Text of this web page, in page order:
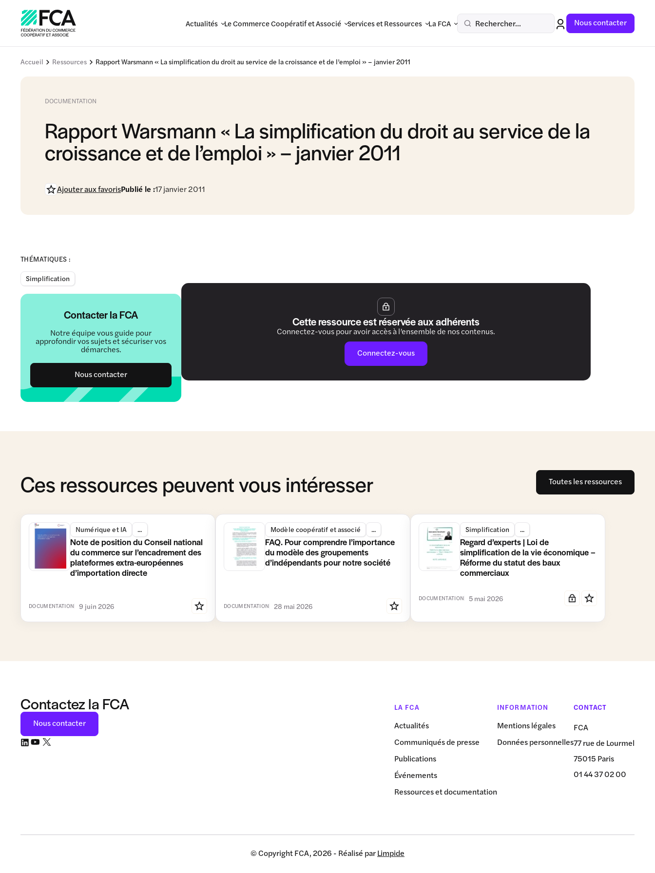
Actualités Le Commerce Coopératif et Associé Services et Ressources La FCA Rechercher... Nous contacter
Accueil Ressources Rapport Warsmann « La simplification du droit au service de la croissance et de l’emploi » – janvier 2011
DOCUMENTATION
Rapport Warsmann « La simplification du droit au service de la
croissance et de l’emploi » – janvier 2011
Ajouter aux favorisPublié le :17 janvier 2011
THÉMATIQUES :
Simplification
Contacter la FCA
Notre équipe vous guide pour
approfondir vos sujets et sécuriser vos
démarches.
Nous contacter
Cette ressource est réservée aux adhérents
Connectez-vous pour avoir accès à l’ensemble de nos contenus.
Connectez-vous
Ces ressources peuvent vous intéresser Toutes les ressources
Numérique et IA ...
Note de position du Conseil national
du commerce sur l’encadrement des
plateformes extra-européennes
d’importation directe
DOCUMENTATION 9 juin 2026
Modèle coopératif et associé ...
FAQ. Pour comprendre l’importance
du modèle des groupements
d’indépendants pour notre société
DOCUMENTATION 28 mai 2026
Simplification ...
Regard d’experts | Loi de
simplification de la vie économique –
Réforme du statut des baux
commerciaux
DOCUMENTATION 5 mai 2026
Contactez la FCA
Nous contacter
LA FCA
Actualités
Communiqués de presse
Publications
Événements
Ressources et documentation
INFORMATION
Mentions légales
Données personnelles
CONTACT
FCA
77 rue de Lourmel
75015 Paris
01 44 37 02 00
© Copyright FCA, 2026 - Réalisé parLimpide